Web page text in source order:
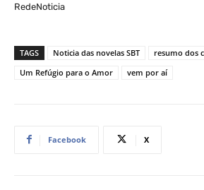
RedeNoticia
TAGS Noticia das novelas SBT
resumo dos
Um Refúgio para o Amor
vem por aí
Facebook X